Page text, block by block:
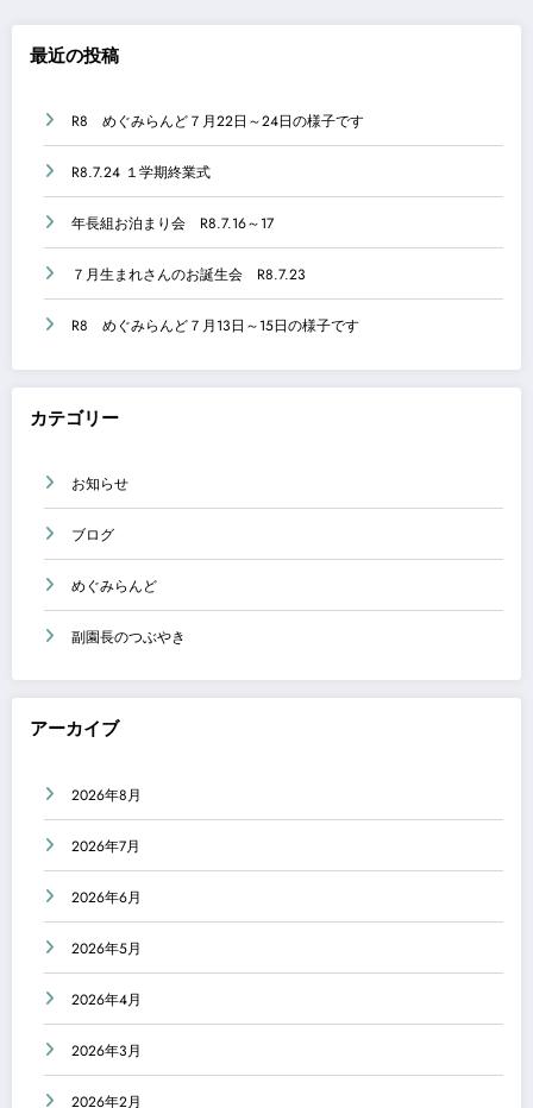
最近の投稿
R8 めぐみらんど７月22日～24日の様子です
R8.7.24 １学期終業式
年長組お泊まり会 R8.7.16～17
７月生まれさんのお誕生会 R8.7.23
R8 めぐみらんど７月13日～15日の様子です
カテゴリー
お知らせ
ブログ
めぐみらんど
副園長のつぶやき
アーカイブ
2026年8月
2026年7月
2026年6月
2026年5月
2026年4月
2026年3月
2026年2月